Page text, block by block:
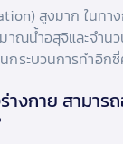
สูงมาก ในท
าณน้ำอสุจิและจำน
กระบวนการทำอิก
างกาย สามาร